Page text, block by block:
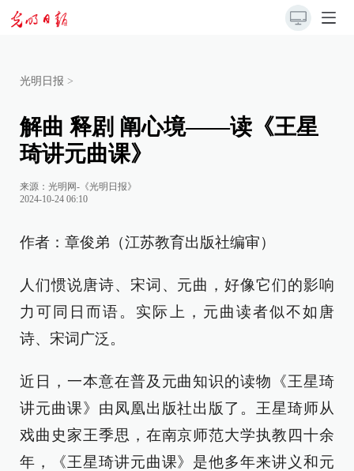
光明日报 >
解曲 释剧 阐心境——读《王星
琦讲元曲课》
来源： 光明网-《光明日报》
2024-10-24 06:10
作者：章俊弟（江苏教育出版社编审）
人们惯说唐诗、宋词、元曲，好像它们的影响
力可同日而语。实际上，元曲读者似不如唐
诗、宋词广泛。
近日，一本意在普及元曲知识的读物《王星琦
讲元曲课》由凤凰出版社出版了。王星琦师从
戏曲史家王季思，在南京师范大学执教四十余
年，《王星琦讲元曲课》是他多年来讲义和元